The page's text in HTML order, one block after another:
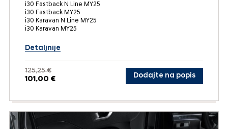
i30 Fastback N Line MY25
i30 Fastback MY25
i30 Karavan N Line MY25
i30 Karavan MY25
Detaljnije
125,25 €
101,00 € Dodajte na popis